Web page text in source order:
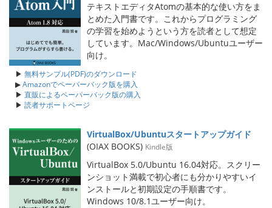
テキストエディタAtomの基本的な使い方をま
とめた入門書です。これからプログラミング
の学習を始めようという方を読者として想定
しています。Mac/Windows/Ubuntuユーザー
向け。
▶ 無料サンプル(PDF)のダウンロード
▶Amazonでペーパーバック版を購入
▶ 直販によるペーパーバック版の購入
▶ 読者サポートページ
VirtualBox/Ubuntuスタートアップガイド
(OIAX BOOKS) Kindle版
VirtualBox 5.0/Ubuntu 16.04対応。スクリー
ンショット満載で初心者にも分かりやすいイ
ンストールと初期設定の手順書です。
Windows 10/8.1ユーザー向け。